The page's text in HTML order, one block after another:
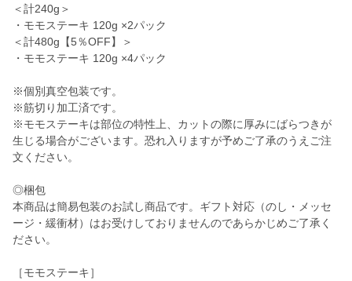
＜計240g＞
・モモステーキ 120g ×2パック
＜計480g【5％OFF】＞
・モモステーキ 120g ×4パック
※個別真空包装です。
※筋切り加工済です。
※モモステーキは部位の特性上、カットの際に厚みにばらつきが
生じる場合がございます。恐れ入りますが予めご了承のうえご注
文ください。
◎梱包
本商品は簡易包装のお試し商品です。ギフト対応（のし・メッセ
ージ・緩衝材）はお受けしておりませんのであらかじめご了承く
ださい。
［モモステーキ］